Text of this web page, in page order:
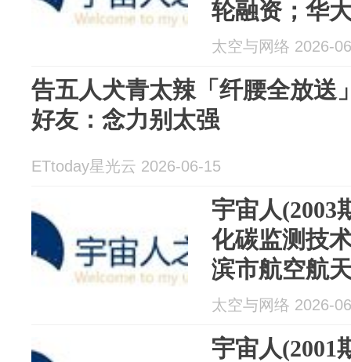
轮融资；华
书再失效；
太空与网络 2026-
告五人犬青太辣「纤腰全放
好友：念力别太强
ETtoday星光云 2026-06-15
宇宙人(2003
化碳监测技
滨市航空航
耳忒弥斯3号
箭首发成功
太空与网络 2026-
宇宙人(2001